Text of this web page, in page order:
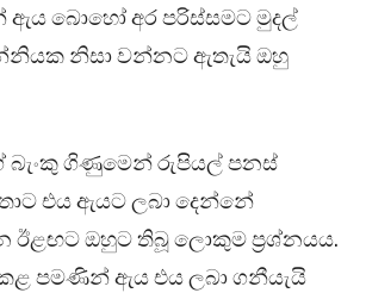
ඇය බොහෝ අර පරිස්සමට මුදල්
නිසා වන්නට ඇතැයි ඔහු
ගිණුමෙන් රුපියල් පනස්
එය ඇයට ලබා දෙන්නේ
ඊළඟට ඔහුට තිබූ ලොකුම ප්‍රශ්නයය.
කළ පමණින් ඇය එය ලබා ගනීයැයි